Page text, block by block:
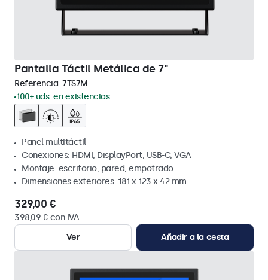
Pantalla Táctil Metálica de 7"
Referencia: 7TS7M
100+ uds. en existencias
Panel multitáctil
Conexiones: HDMI, DisplayPort, USB-C, VGA
Montaje: escritorio, pared, empotrado
Dimensiones exteriores: 181 x 123 x 42 mm
329,00 €
398,09 € con IVA
Ver
Añadir a la cesta